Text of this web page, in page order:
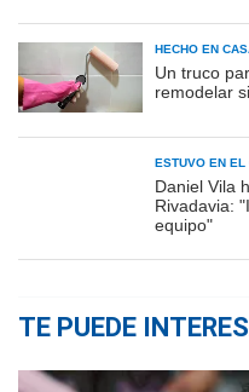
HECHO EN
Un truco
remodelar
ESTUVO EN EL
Daniel Vila
Rivadavia:
equipo"
TE PUEDE